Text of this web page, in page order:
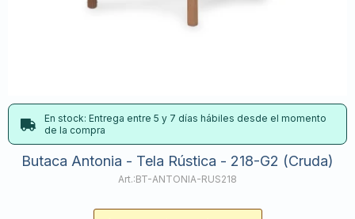
En stock: Entrega entre 5 y 7 días hábiles desde el momento
de la compra
Butaca Antonia - Tela Rústica - 218-G2 (Cruda)
BT-ANTONIA-RUS218